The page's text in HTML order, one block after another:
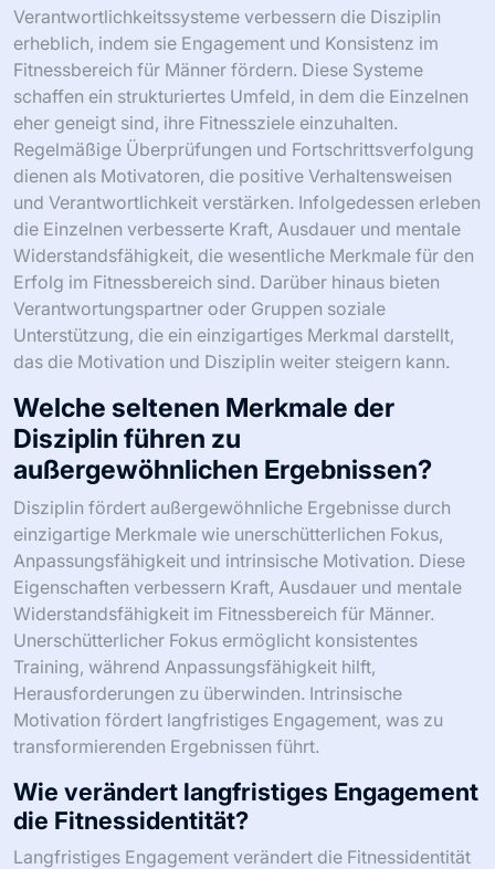
Verantwortlichkeitssysteme verbessern die Disziplin
erheblich, indem sie Engagement und Konsistenz im
Fitnessbereich für Männer fördern. Diese Systeme
schaffen ein strukturiertes Umfeld, in dem die Einzelnen
eher geneigt sind, ihre Fitnessziele einzuhalten.
Regelmäßige Überprüfungen und Fortschrittsverfolgung
dienen als Motivatoren, die positive Verhaltensweisen
und Verantwortlichkeit verstärken. Infolgedessen erleben
die Einzelnen verbesserte Kraft, Ausdauer und mentale
Widerstandsfähigkeit, die wesentliche Merkmale für den
Erfolg im Fitnessbereich sind. Darüber hinaus bieten
Verantwortungspartner oder Gruppen soziale
Unterstützung, die ein einzigartiges Merkmal darstellt,
das die Motivation und Disziplin weiter steigern kann.
Welche seltenen Merkmale der
Disziplin führen zu
außergewöhnlichen Ergebnissen?
Disziplin fördert außergewöhnliche Ergebnisse durch
einzigartige Merkmale wie unerschütterlichen Fokus,
Anpassungsfähigkeit und intrinsische Motivation. Diese
Eigenschaften verbessern Kraft, Ausdauer und mentale
Widerstandsfähigkeit im Fitnessbereich für Männer.
Unerschütterlicher Fokus ermöglicht konsistentes
Training, während Anpassungsfähigkeit hilft,
Herausforderungen zu überwinden. Intrinsische
Motivation fördert langfristiges Engagement, was zu
transformierenden Ergebnissen führt.
Wie verändert langfristiges Engagement
die Fitnessidentität?
Langfristiges Engagement verändert die Fitnessidentität